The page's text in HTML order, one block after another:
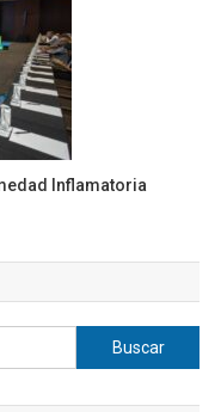
Inflamatoria
Buscar: